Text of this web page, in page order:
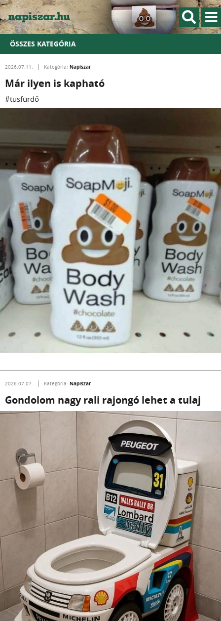
ÖSSZES KATEGÓRIA
2026.07.11. Kategória: Napiszar
Már ilyen is kapható
#tusfürdő
2026.07.07. Kategória: Napiszar
Gondolom nagy rali rajongó lehet a tulaj